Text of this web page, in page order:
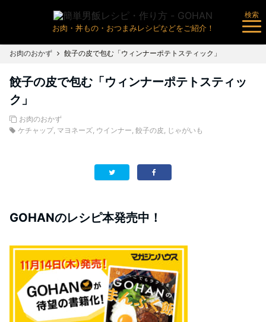
お肉・丼もの・おつまみレシピなどをご紹介！
検索
お肉のおかず 餃子の皮で包む「ウィンナーポテトスティック」
餃子の皮で包む「ウィンナーポテトスティッ
ク」
お肉のおかず
ケチャップ, マヨネーズ, ウインナー, 餃子の皮, じゃがいも
GOHANのレシピ本発売中！